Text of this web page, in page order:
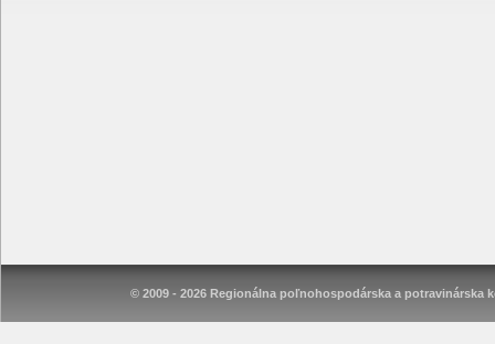
© 2009 - 2026 Regionálna poľnohospodárska a potravinárska